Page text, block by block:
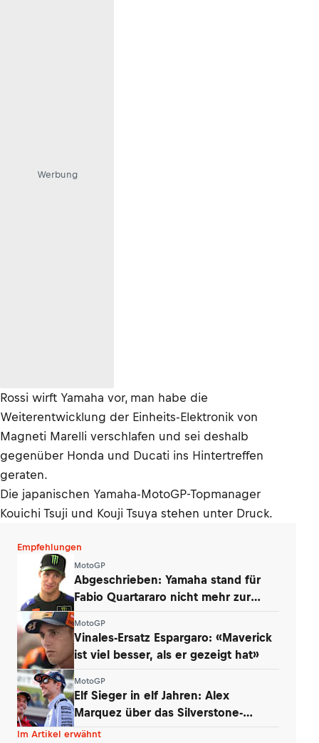
Werbung
Rossi wirft Yamaha vor, man habe die
Weiterentwicklung der Einheits-Elektronik von
Magneti Marelli verschlafen und sei deshalb
gegenüber Honda und Ducati ins Hintertreffen
geraten.
Die japanischen Yamaha-MotoGP-Topmanager
Kouichi Tsuji und Kouji Tsuya stehen unter Druck.
Empfehlungen
MotoGP
Abgeschrieben: Yamaha stand für
Fabio Quartararo nicht mehr zur
MotoGP
Vinales-Ersatz Espargaro: «Maverick
ist viel besser, als er gezeigt hat»
MotoGP
Elf Sieger in elf Jahren: Alex
Marquez über das Silverstone-
Phänomen
Im Artikel erwähnt